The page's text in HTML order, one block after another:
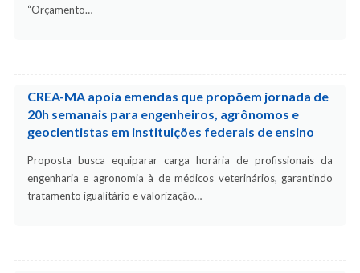
“Orçamento…
CREA-MA apoia emendas que propõem jornada de
20h semanais para engenheiros, agrônomos e
geocientistas em instituições federais de ensino
Proposta busca equiparar carga horária de profissionais da
engenharia e agronomia à de médicos veterinários, garantindo
tratamento igualitário e valorização…